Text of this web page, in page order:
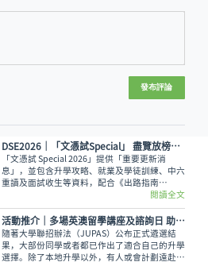
發布評論
DSE2026│「文憑試Special」 盡覽放榜升學出路最新資訊
「文憑試 Special 2026」提供「重要更新消
息」，並包含升學攻略、就業及學徒訓練、中六
重讀及面試收生等資料，配合《出路指南
2026》讓讀者線上線下接收最全面的放榜動
向！
閱讀全文
活動推介｜多場英澳留學講座及諮詢日 助你掌握最新海外升學資訊
隨著大學聯招辦法（JUPAS）公布正式遴選結
果，大部份同學或者都已作出了適合自己的升學
選擇。除了本地升學以外，有人或會計劃遠赴外